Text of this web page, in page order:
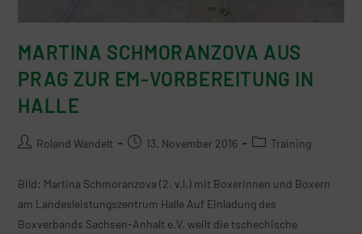
MARTINA SCHMORANZOVA AUS
PRAG ZUR EM-VORBEREITUNG IN
HALLE
Roland Wandelt 13. November 2016 Training
Bild: Martina Schmoranzova (2. v.l.) mit Boxerinnen und Boxern
am Landesleistungszentrum Halle Auf Einladung des
Boxverbands Sachsen-Anhalt e.V. weilt die tschechische